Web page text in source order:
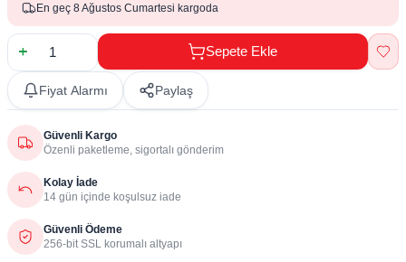
En geç 8 Ağustos Cumartesi kargoda
Sepete Ekle
Fiyat Alarmı Paylaş
Güvenli Kargo
Özenli paketleme, sigortalı gönderim
Kolay İade
14 gün içinde koşulsuz iade
Güvenli Ödeme
256-bit SSL korumalı altyapı